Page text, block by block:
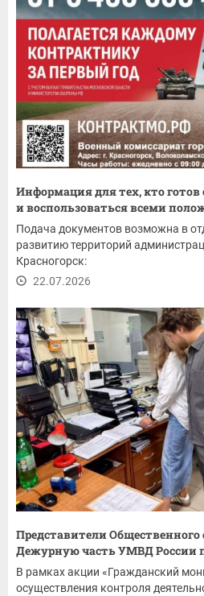
Информация для тех, кто
и воспользоваться всеми
Подача документов возможна в
развитию территорий
Красногорск:
22.07.2026
Представители Общественного
Дежурную часть УМВД России
В рамках акции «Гражданский
осуществления контроля